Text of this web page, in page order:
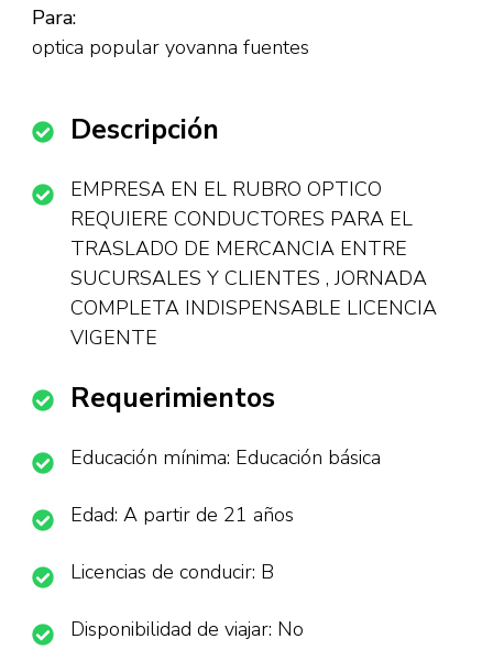
Para:
optica popular yovanna fuentes
Descripción
EMPRESA EN EL RUBRO OPTICO
REQUIERE CONDUCTORES PARA EL
TRASLADO DE MERCANCIA ENTRE
SUCURSALES Y CLIENTES , JORNADA
COMPLETA INDISPENSABLE LICENCIA
VIGENTE
Requerimientos
Educación mínima: Educación básica
Edad: A partir de 21 años
Licencias de conducir: B
Disponibilidad de viajar: No